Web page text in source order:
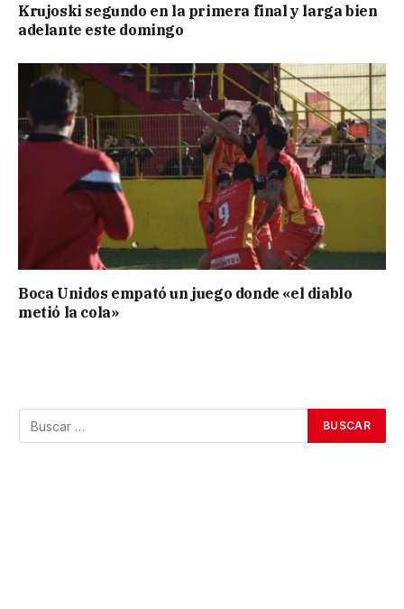
Krujoski segundo en la primera final y larga bien
adelante este domingo
Boca Unidos empató un juego donde «el diablo
metió la cola»